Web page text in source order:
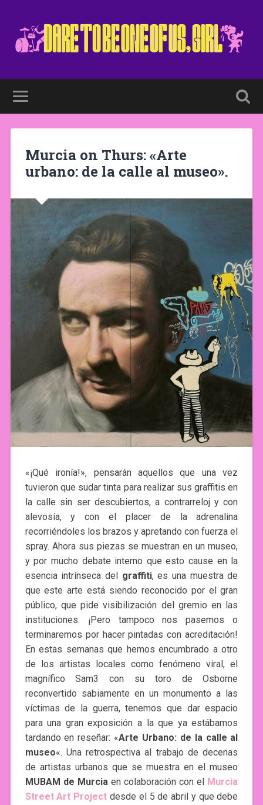
Murcia on Thurs: «Arte
urbano: de la calle al museo».
«¡Qué ironía!», pensarán aquellos que una vez
tuvieron que sudar tinta para realizar sus graffitis en
la calle sin ser descubiertos, a contrarreloj y con
alevosía, y con el placer de la adrenalina
recorriéndoles los brazos y apretando con fuerza el
spray. Ahora sus piezas se muestran en un museo,
y por mucho debate interno que esto cause en la
esencia intrínseca del graffiti, es una muestra de
que este arte está siendo reconocido por el gran
público, que pide visibilización del gremio en las
instituciones. ¡Pero tampoco nos pasemos o
terminaremos por hacer pintadas con acreditación!
En estas semanas que hemos encumbrado a otro
de los artistas locales como fenómeno viral, el
magnífico Sam3 con su toro de Osborne
reconvertido sabiamente en un monumento a las
víctimas de la guerra, tenemos que dar espacio
para una gran exposición a la que ya estábamos
tardando en reseñar: «Arte Urbano: de la calle al
museo«. Una retrospectiva al trabajo de decenas
de artistas urbanos que se muestra en el museo
MUBAM de Murciaen colaboración con el
Murcia
Street Art Project desde el 5 de abril y que debe